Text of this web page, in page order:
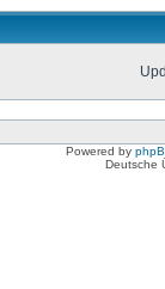
Powered by
Deutsche